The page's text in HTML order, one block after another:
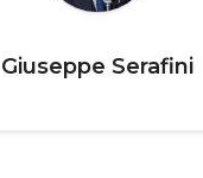
Giuseppe Serafini